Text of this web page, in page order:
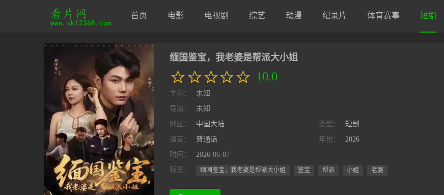
首页 电影 电视剧 综艺 动漫 纪录片 体育赛事 短剧
缅国鉴宝，我老婆是帮派大小姐
10.0
主演：
未知
导演：
未知
地区：
中国大陆 类型：
短剧
语言：
普通话 年份：
2026
时间：
2026-06-07
标签：
缅国鉴宝，我老婆是帮派大小姐 鉴宝 帮派 小姐 老婆